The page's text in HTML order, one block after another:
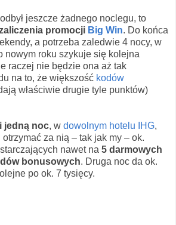
jeszcze żadnego noclegu, to
promocji Big Win. Do końca
a potrzeba zaledwie 4 nocy, w
nowym roku szykuje się kolejna
raczej nie będzie ona aż tak
na to, że większość kodów
właściwie drugie tyle punktów)
jedną noc, w dowolnym hotelu IHG,
za nią – tak jak my – ok.
nawet na 5 darmowych
bonusowych. Druga noc da ok.
po ok. 7 tysięcy.